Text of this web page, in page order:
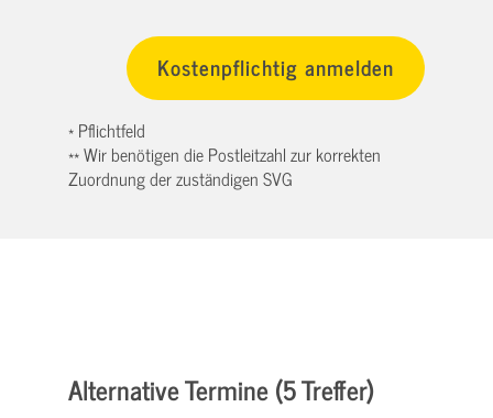
* Pflichtfeld
** Wir benötigen die Postleitzahl zur korrekten
Zuordnung der zuständigen SVG
Alternative Termine (5 Treffer)